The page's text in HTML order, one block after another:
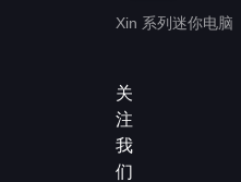
Xin 系列迷你电脑
件
关
注
我
们